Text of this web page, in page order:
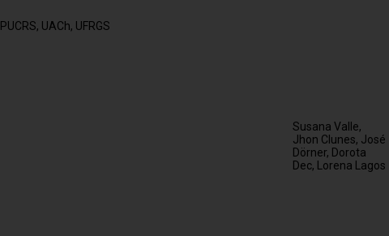
PUCRS, UACh, UFRGS
Susana Valle,
Jhon Clunes, José
Dörner, Dorota
Dec, Lorena Lagos